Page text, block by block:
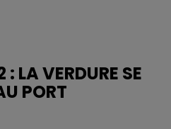
: LA VERDURE SE
PORT